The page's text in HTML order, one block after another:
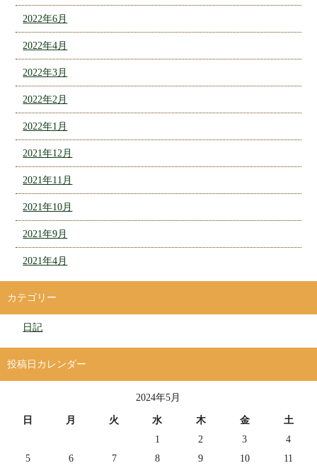
2022年6月
2022年4月
2022年3月
2022年2月
2022年1月
2021年12月
2021年11月
2021年10月
2021年9月
2021年4月
カテゴリー
日記
投稿日カレンダー
2024年5月
日 月 火 水 木 金
土
1
2 3
4
5
6 7 8 9 10 11